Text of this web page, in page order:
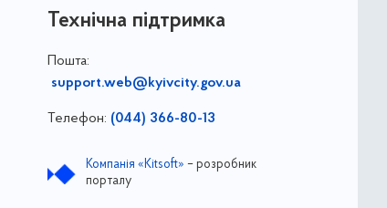
Технічна підтримка
Пошта:
support.web@kyivcity.gov.ua
Телефон: (044) 366-80-13
Компанія «Kitsoft» – розробник
порталу